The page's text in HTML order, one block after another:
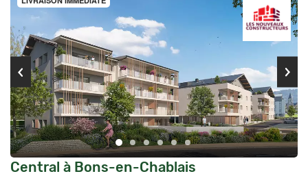
Central à Bons-en-Chablais